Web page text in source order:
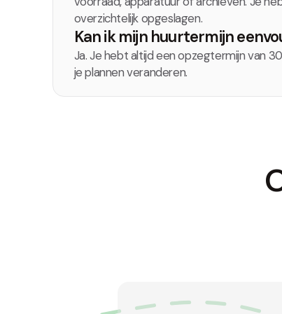
overzichtelijk opgeslagen.
Kan ik mijn huurtermijn
Ja. Je hebt altijd een opzegtermijn van
je plannen veranderen.